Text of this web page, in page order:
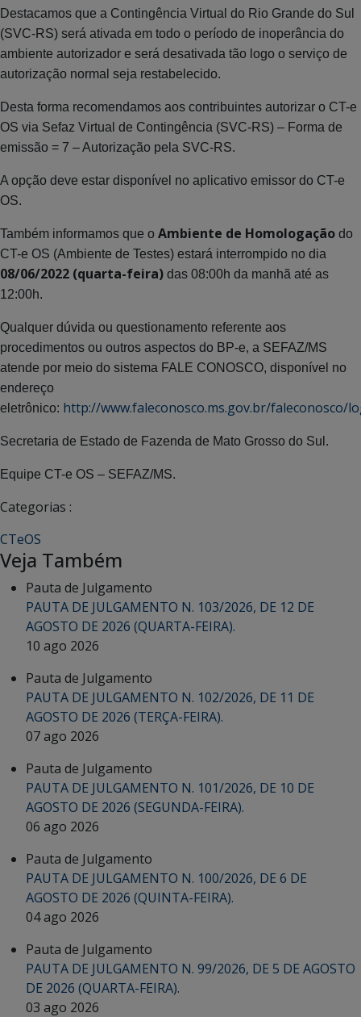
Destacamos que a Contingência Virtual do Rio Grande do Sul
(SVC-RS) será ativada em todo o período de inoperância do
ambiente autorizador e será desativada tão logo o serviço de
autorização normal seja restabelecido.
Desta forma recomendamos aos contribuintes autorizar o CT-e
OS via Sefaz Virtual de Contingência (SVC-RS) – Forma de
emissão = 7 – Autorização pela SVC-RS.
A opção deve estar disponível no aplicativo emissor do CT-e
OS.
Também informamos que o Ambiente de Homologação do
CT-e OS (Ambiente de Testes) estará interrompido no dia
08/06/2022 (quarta-feira) das 08:00h da manhã até as
12:00h.
Qualquer dúvida ou questionamento referente aos
procedimentos ou outros aspectos do BP-e, a SEFAZ/MS
atende por meio do sistema FALE CONOSCO, disponível no
endereço
eletrônico: http://www.faleconosco.ms.gov.br/faleconosco/
Secretaria de Estado de Fazenda de Mato Grosso do Sul.
Equipe CT-e OS – SEFAZ/MS.
Categorias :
CTeOS
Veja Também
Pauta de Julgamento
PAUTA DE JULGAMENTO N. 103/2026, DE 12 DE
AGOSTO DE 2026 (QUARTA-FEIRA).
10 ago 2026
Pauta de Julgamento
PAUTA DE JULGAMENTO N. 102/2026, DE 11 DE
AGOSTO DE 2026 (TERÇA-FEIRA).
07 ago 2026
Pauta de Julgamento
PAUTA DE JULGAMENTO N. 101/2026, DE 10 DE
AGOSTO DE 2026 (SEGUNDA-FEIRA).
06 ago 2026
Pauta de Julgamento
PAUTA DE JULGAMENTO N. 100/2026, DE 6 DE
AGOSTO DE 2026 (QUINTA-FEIRA).
04 ago 2026
Pauta de Julgamento
PAUTA DE JULGAMENTO N. 99/2026, DE 5 DE AGOSTO
DE 2026 (QUARTA-FEIRA).
03 ago 2026